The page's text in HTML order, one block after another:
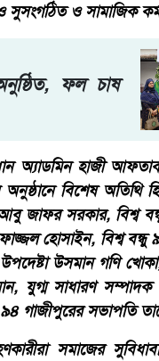
ও সামাজিক
ফল চাষ
অ্যাডমিন হাজী
বিশেষ অতিথি
জাফর সরকার, বিশ্ব
হোসাইন, বিশ্ব
উপদেষ্টা উসমান গণি
যুগ্ম সাধারণ
গাজীপুরের সভাপতি
সমাজের